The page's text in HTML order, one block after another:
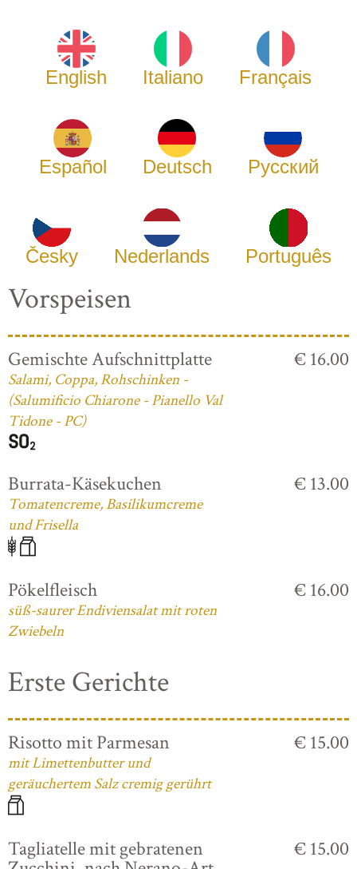
English Italiano Français
Español Deutsch Русский
Česky Nederlands Português
Vorspeisen
Gemischte Aufschnittplatte
Salami, Coppa, Rohschinken -
(Salumificio Chiarone - Pianello Val
Tidone - PC)
€ 16.00
Burrata-Käsekuchen
Tomatencreme, Basilikumcreme
und Frisella
€ 13.00
Pökelfleisch
süß-saurer Endiviensalat mit roten
Zwiebeln
€ 16.00
Erste Gerichte
Risotto mit Parmesan
mit Limettenbutter und
geräuchertem Salz cremig gerührt
€ 15.00
Tagliatelle mit gebratenen € 15.00